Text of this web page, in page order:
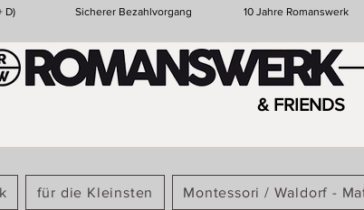
D) Sicherer Bezahlvorgang 10 Jahre Romanswerk
& FRIENDS
für die Kleinsten Montessori / Waldorf -